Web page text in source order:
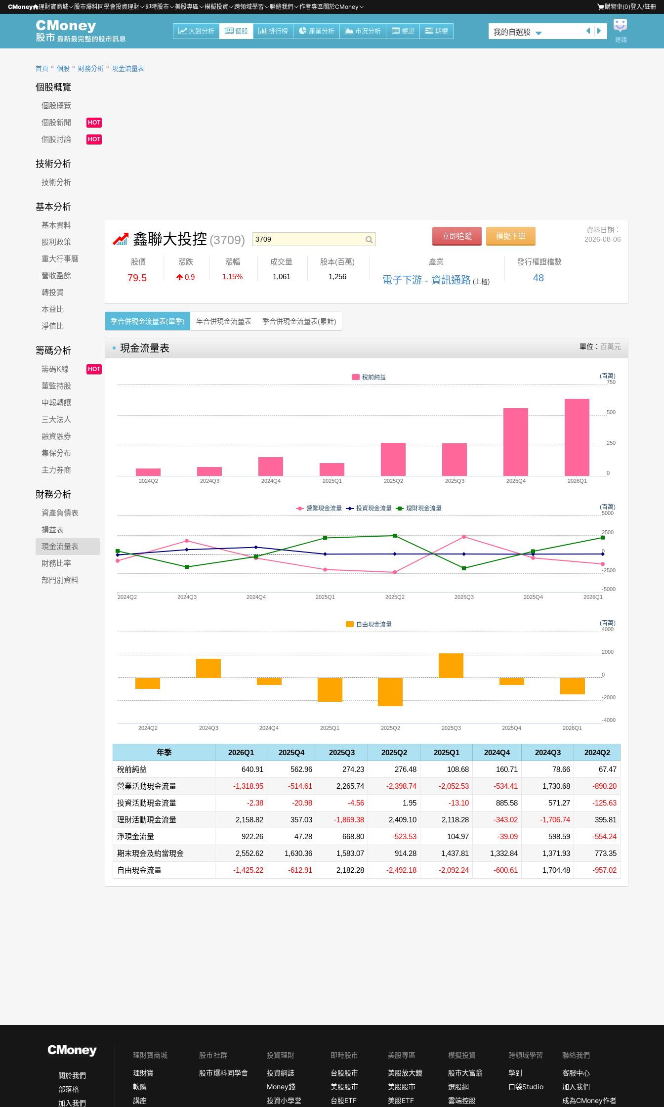
CMoney 理財寶商城 股市爆料同學會投資理財 即時股市 美股專區 模擬投資 跨領域學習 聯絡我們 作者專區關於CMoney 購物車(0)登入/註冊
大盤分析 個股 排行榜 產業分析 市況分析 權證 期權 我的自選股
建議
首頁 個股 財務分析 現金流量表
個股概覽
個股概覽
個股新聞
HOT
個股討論 HOT
技術分析
技術分析
基本分析
基本資料
股利政策
重大行事曆
營收盈餘
轉投資
本益比
淨值比
籌碼分析
籌碼K線 HOT
董監持股
申報轉讓
三大法人
融資融券
集保分布
主力券商
財務分析
資產負債表
損益表
現金流量表
財務比率
部門別資料
鑫聯大投控 (3709) 立即追蹤 模擬下單
資料日期：
2026-08-06
股價
79.5
漲跌
0.9
漲幅
1.15%
成交量
1,061
股本(百萬)
1,256
產業
電子下游 - 資訊通路 (上櫃)
發行權證檔數
48
季合併現金流量表(單季) 年合併現金流量表 季合併現金流量表(累計)
現金流量表 單位： 百萬元
(百萬)
稅前純益
2024Q2 2024Q3 2024Q4 2025Q1 2025Q2 2025Q3 2025Q4 2026Q1
0
250
500
750
(百萬)
營業現金流量 投資現金流量 理財現金流量
2024Q2 2024Q3 2024Q4 2025Q1 2025Q2 2025Q3 2025Q4 2026Q1
0
-5000
-2500
2500
5000
(百萬)
自由現金流量
2024Q2 2024Q3 2024Q4 2025Q1 2025Q2 2025Q3 2025Q4 2026Q1
-4000
-2000
0
2000
4000
年季 2026Q1 2025Q4 2025Q3 2025Q2 2025Q1 2024Q4 2024Q3
2024Q2
稅前純益
640.91 562.96 274.23 276.48 108.68 160.71 78.66
67.47
營業活動現金流量
-1,318.95 -514.61 2,265.74 -2,398.74 -2,052.53 -534.41 1,730.68
-890.20
投資活動現金流量
-2.38 -20.98 -4.56 1.95 -13.10 885.58 571.27
-125.63
理財活動現金流量
2,158.82 357.03 -1,869.38 2,409.10 2,118.28 -343.02 -1,706.74
395.81
淨現金流量
922.26 47.28 668.80 -523.53 104.97 -39.09 598.59
-554.24
期末現金及約當現金
2,552.62 1,630.36 1,583.07 914.28 1,437.81 1,332.84 1,371.93
773.35
自由現金流量
-1,425.22 -612.91 2,182.28 -2,492.18 -2,092.24 -600.61 1,704.48 -957.02
關於我們
部落格
加入我們
理財寶商城
理財寶
軟體
講座
股市社群
股市爆料同學會
投資理財
投資網誌
Money錢
投資小學堂
即時股市
台股股市
美股股市
台股ETF
美股專區
美股放大鏡
美股股市
美股ETF
模擬投資
股市大富翁
選股網
雲端控股
跨領域學習
學到
口袋Studio
聯絡我們
客服中心
加入我們
成為CMoney作者